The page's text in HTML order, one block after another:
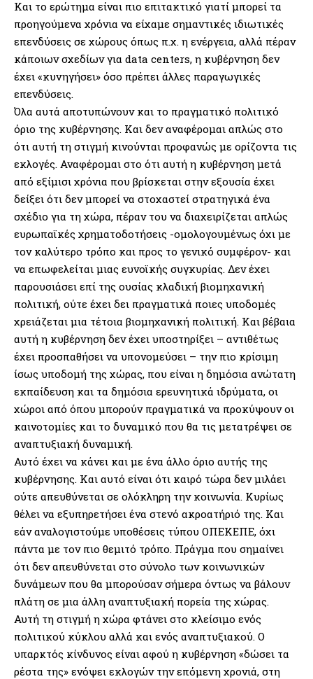
Και το ερώτημα είναι πιο επιτακτικό γιατί μπορεί τα
προηγούμενα χρόνια να είχαμε σημαντικές ιδιωτικές
επενδύσεις σε χώρους όπως π.χ. η ενέργεια, αλλά πέραν
κάποιων σχεδίων για data centers, η κυβέρνηση δεν
έχει «κυνηγήσει» όσο πρέπει άλλες παραγωγικές
επενδύσεις.
Όλα αυτά αποτυπώνουν και το πραγματικό πολιτικό
όριο της κυβέρνησης. Και δεν αναφέρομαι απλώς στο
ότι αυτή τη στιγμή κινούνται προφανώς με ορίζοντα τις
εκλογές. Αναφέρομαι στο ότι αυτή η κυβέρνηση μετά
από εξίμισι χρόνια που βρίσκεται στην εξουσία έχει
δείξει ότι δεν μπορεί να στοχαστεί στρατηγικά ένα
σχέδιο για τη χώρα, πέραν του να διαχειρίζεται απλώς
ευρωπαϊκές χρηματοδοτήσεις -ομολογουμένως όχι με
τον καλύτερο τρόπο και προς το γενικό συμφέρον- και
να επωφελείται μιας ευνοϊκής συγκυρίας. Δεν έχει
παρουσιάσει επί της ουσίας κλαδική βιομηχανική
πολιτική, ούτε έχει δει πραγματικά ποιες υποδομές
χρειάζεται μια τέτοια βιομηχανική πολιτική. Και βέβαια
αυτή η κυβέρνηση δεν έχει υποστηρίξει – αντιθέτως
έχει προσπαθήσει να υπονομεύσει – την πιο κρίσιμη
ίσως υποδομή της χώρας, που είναι η δημόσια ανώτατη
εκπαίδευση και τα δημόσια ερευνητικά ιδρύματα, οι
χώροι από όπου μπορούν πραγματικά να προκύψουν οι
καινοτομίες και το δυναμικό που θα τις μετατρέψει σε
αναπτυξιακή δυναμική.
Αυτό έχει να κάνει και με ένα άλλο όριο αυτής της
κυβέρνησης. Και αυτό είναι ότι καιρό τώρα δεν μιλάει
ούτε απευθύνεται σε ολόκληρη την κοινωνία. Κυρίως
θέλει να εξυπηρετήσει ένα στενό ακροατήριό της. Και
εάν αναλογιστούμε υποθέσεις τύπου ΟΠΕΚΕΠΕ, όχι
πάντα με τον πιο θεμιτό τρόπο. Πράγμα που σημαίνει
ότι δεν απευθύνεται στο σύνολο των κοινωνικών
δυνάμεων που θα μπορούσαν σήμερα όντως να βάλουν
πλάτη σε μια άλλη αναπτυξιακή πορεία της χώρας.
Αυτή τη στιγμή η χώρα φτάνει στο κλείσιμο ενός
πολιτικού κύκλου αλλά και ενός αναπτυξιακού. Ο
υπαρκτός κίνδυνος είναι αφού η κυβέρνηση «δώσει τα
ρέστα της» ενόψει εκλογών την επόμενη χρονιά, στη